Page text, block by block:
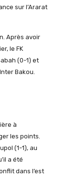
sur l’Ararat
Après avoir
le FK
(0-1) et
Bakou.
à
les points.
(1-1), au
a été
dans l’est